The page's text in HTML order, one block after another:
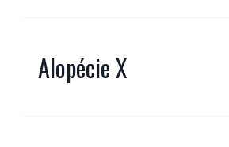
Alopécie X